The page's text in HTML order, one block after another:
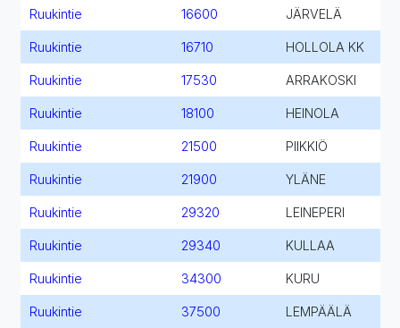
Ruukintie 16600 JÄRVELÄ
Ruukintie 16710 HOLLOLA KK
Ruukintie 17530 ARRAKOSKI
Ruukintie 18100 HEINOLA
Ruukintie 21500 PIIKKIÖ
Ruukintie 21900 YLÄNE
Ruukintie 29320 LEINEPERI
Ruukintie 29340 KULLAA
Ruukintie 34300 KURU
Ruukintie 37500 LEMPÄÄLÄ